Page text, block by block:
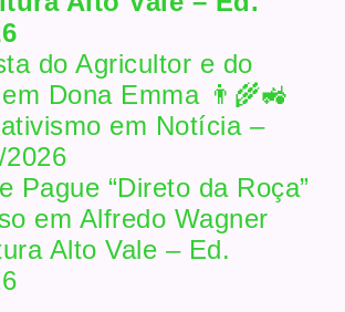
do Agricultor e do
Dona Emma 👨‍🌾🚜
em Notícia –
Pague “Direto da Roça”
em Alfredo Wagner
Alto Vale – Ed.